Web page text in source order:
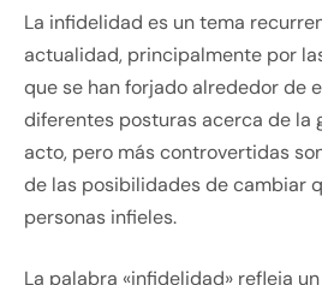
La infidelidad es un tema
actualidad, principalmente por
que se han forjado alrededor de
diferentes posturas acerca de la
acto, pero más controvertidas
de las posibilidades de cambiar
personas infieles.
La palabra «infidelidad» refleja